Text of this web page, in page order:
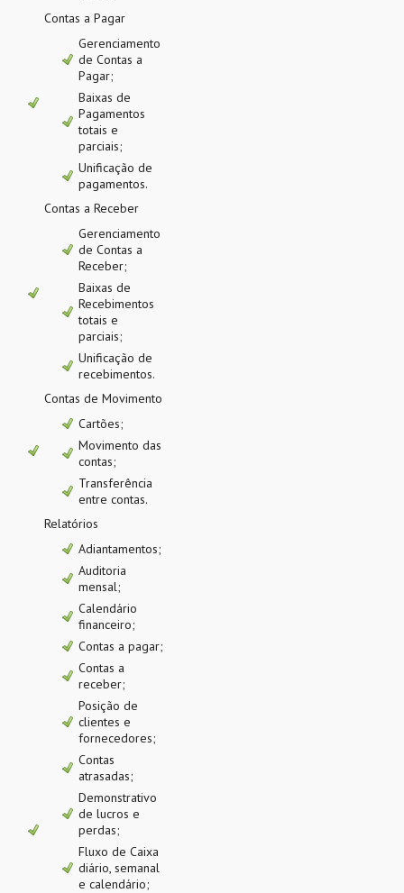
Contas a Pagar
Gerenciamento
de Contas a
Pagar;
Baixas de
Pagamentos
totais e
parciais;
Unificação de
pagamentos.
Contas a Receber
Gerenciamento
de Contas a
Receber;
Baixas de
Recebimentos
totais e
parciais;
Unificação de
recebimentos.
Contas de Movimento
Cartões;
Movimento das
contas;
Transferência
entre contas.
Relatórios
Adiantamentos;
Auditoria
mensal;
Calendário
financeiro;
Contas a pagar;
Contas a
receber;
Posição de
clientes e
fornecedores;
Contas
atrasadas;
Demonstrativo
de lucros e
perdas;
Fluxo de Caixa
diário, semanal
e calendário;